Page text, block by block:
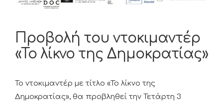
Προβολή του ντοκιμαντέρ
«Το λίκνο της Δημοκρατίας»
Το ντοκιμαντέρ με τίτλο «Το λίκνο της
Δημοκρατίας», θα προβληθεί την Τετάρτη 3